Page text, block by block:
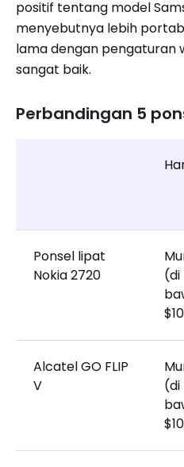
positif tentang model
menyebutnya lebih
lama dengan pengaturan
sangat baik.
Perbandingan 5
Ponsel lipat
Nokia 2720
(di
Alcatel GO FLIP
V
(di